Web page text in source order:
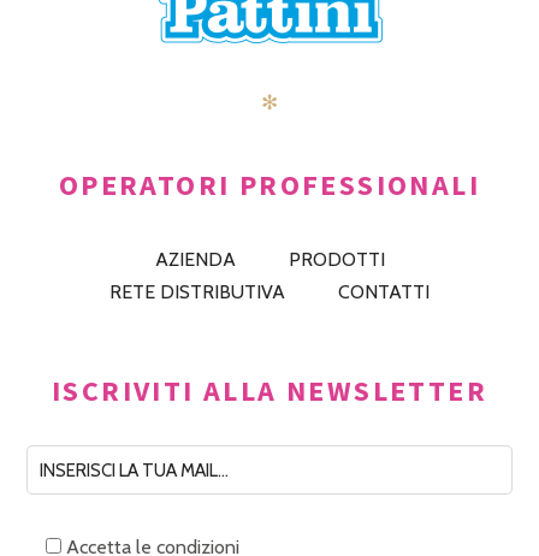
✻
OPERATORI PROFESSIONALI
AZIENDA
PRODOTTI
RETE DISTRIBUTIVA
CONTATTI
ISCRIVITI ALLA NEWSLETTER
Accetta le condizioni